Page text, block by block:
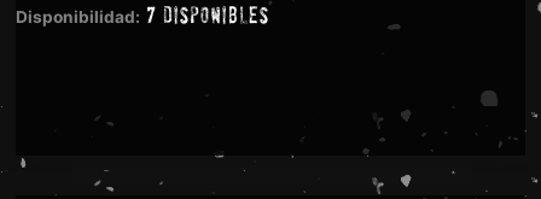
Mournful
Disponibilidad: 7 disponibles